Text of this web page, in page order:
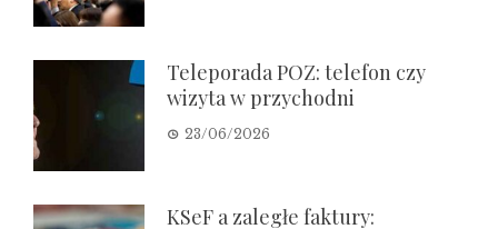
Teleporada POZ: telefon czy
wizyta w przychodni
23/06/2026
KSeF a zaległe faktury: